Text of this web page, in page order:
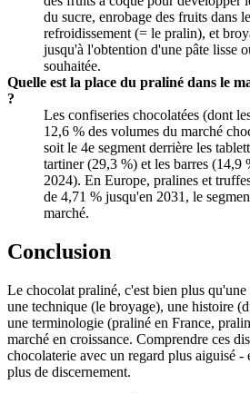
du sucre, enrobage des fruits dans
refroidissement (= le pralin), et
jusqu'à l'obtention d'une pâte lisse
souhaitée.
Quelle est la place du praliné dans le
?
Les confiseries chocolatées (dont
12,6 % des volumes du marché
soit le 4e segment derrière les
tartiner (29,3 %) et les barres (14,9
2024). En Europe, pralines et
de 4,71 % jusqu'en 2031, le
marché.
Conclusion
Le chocolat praliné, c'est bien plus qu'une
une technique (le broyage), une histoire
une terminologie (praliné en France,
marché en croissance. Comprendre ces
chocolaterie avec un regard plus aiguisé -
plus de discernement.